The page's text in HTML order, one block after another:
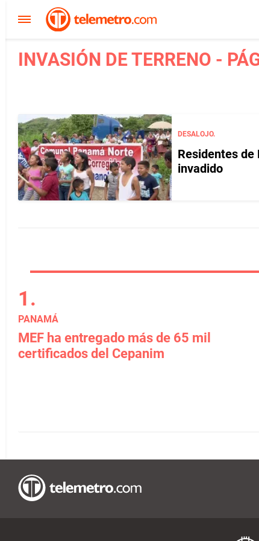
INVASIÓN DE TERRENO -
DESALOJO.
Residentes de
invadido
PANAMÁ
MEF ha entregado más de 65 mil
certificados del Cepanim